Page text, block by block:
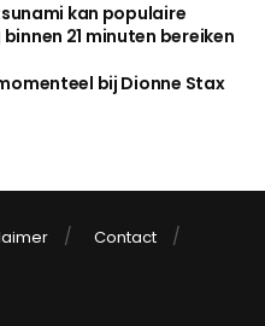
kan populaire
21 minuten bereiken
bij Dionne Stax
Contact